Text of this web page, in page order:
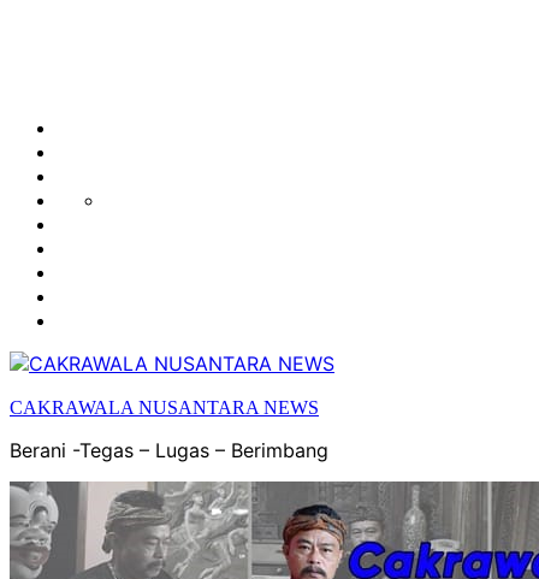
POLITIK
BUDAYA
CAKRAWALA NUSANTARA NEWS
Berani -Tegas – Lugas – Berimbang